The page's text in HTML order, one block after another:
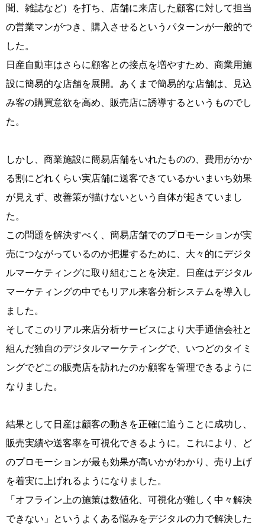
聞、雑誌など）を打ち、店舗に来店した顧客に対して担当
の営業マンがつき、購入させるというパターンが一般的で
した。
日産自動車はさらに顧客との接点を増やすため、商業用施
設に簡易的な店舗を展開。あくまで簡易的な店舗は、見込
み客の購買意欲を高め、販売店に誘導するというものでし
た。
しかし、商業施設に簡易店舗をいれたものの、費用がかか
る割にどれくらい実店舗に送客できているかいまいち効果
が見えず、改善策が描けないという自体が起きていまし
た。
この問題を解決すべく、簡易店舗でのプロモーションが実
売につながっているのか把握するために、大々的にデジタ
ルマーケティングに取り組むことを決定。 日産はデジタル
マーケティングの中でもリアル来客分析システムを導入し
ました。
そしてこのリアル来店分析サービスにより大手通信会社と
組んだ独自のデジタルマーケティングで、いつどのタイミ
ングでどこの販売店を訪れたのか顧客を管理できるように
なりました。
結果として日産は顧客の動きを正確に追うことに成功し、
販売実績や送客率を可視化できるように。これにより、ど
のプロモーションが最も効果が高いかがわかり、売り上げ
を着実に上げれるようになりました。
「オフライン上の施策は数値化、可視化が難しく中々解決
できない」というよくある悩みをデジタルの力で解決した